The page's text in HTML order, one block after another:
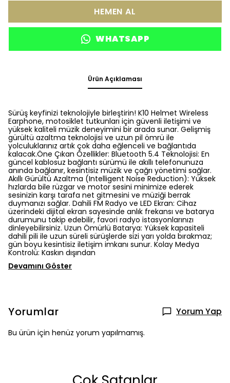
HEMEN AL
WHATSAPP
Ürün Açıklaması
Sürüş keyfinizi teknolojiyle birleştirin! K10 Helmet Wireless
Earphone, motosiklet tutkunları için güvenli iletişimi ve
yüksek kaliteli müzik deneyimini bir arada sunar. Gelişmiş
gürültü azaltma teknolojisi ve uzun pil ömrü ile
yolculuklarınız artık çok daha eğlenceli ve bağlantıda
kalacak.Öne Çıkan Özellikler: Bluetooth 5.4 Teknolojisi: En
güncel kablosuz bağlantı sürümü ile akıllı telefonunuza
anında bağlanır, kesintisiz müzik ve çağrı yönetimi sağlar.
Akıllı Gürültü Azaltma (Intelligent Noise Reduction): Yüksek
hızlarda bile rüzgar ve motor sesini minimize ederek
sesinizin karşı tarafa net gitmesini ve müziği berrak
duymanızı sağlar. Dahili FM Radyo ve LED Ekran: Cihaz
üzerindeki dijital ekran sayesinde anlık frekansı ve batarya
durumunu takip edebilir, favori radyo istasyonlarınızı
dinleyebilirsiniz. Uzun Ömürlü Batarya: Yüksek kapasiteli
dahili pili ile uzun süreli sürüşlerde sizi yarı yolda bırakmaz;
gün boyu kesintisiz iletişim imkanı sunur. Kolay Medya
Kontrolü: Kaskın dışından
Devamını Göster
Yorumlar Yorum Yap
Bu ürün için henüz yorum yapılmamış.